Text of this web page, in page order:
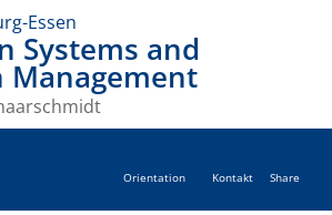
Essen
Systems and
Management
Orientation Kontakt Share